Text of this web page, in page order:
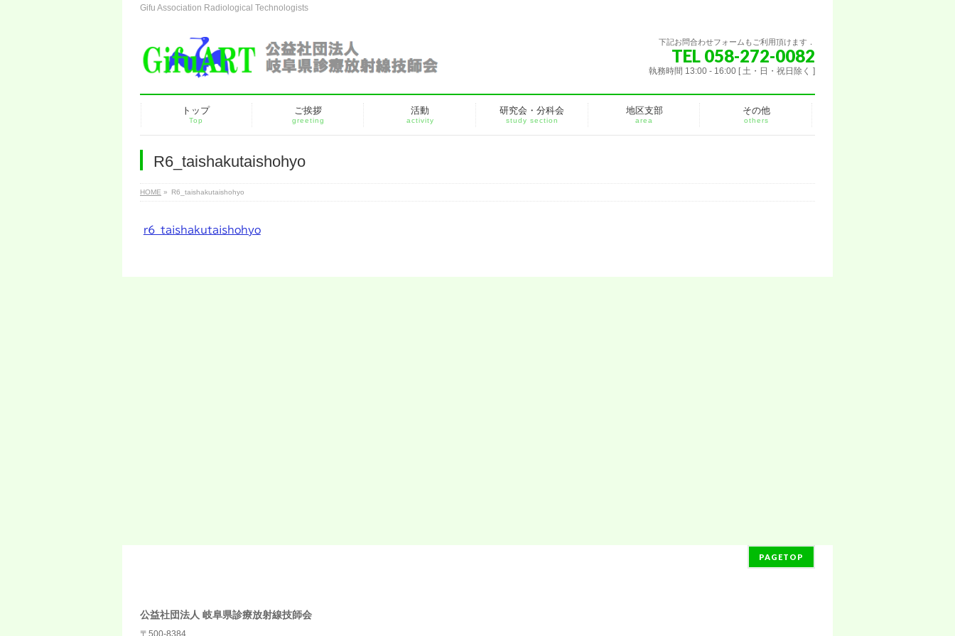
Gifu Association Radiological Technologists
下記お問合わせフォームもご利用頂けます．
TEL 058-272-0082
執務時間 13:00 - 16:00 [ 土・日・祝日除く ]
トップ
Top
ご挨拶
greeting
活動
activity
研究会・分科会
study section
地区支部
area
その他
others
R6_taishakutaishohyo
HOME » R6_taishakutaishohyo
r6_taishakutaishohyo
PAGETOP
公益社団法人 岐阜県診療放射線技師会
〒500-8384